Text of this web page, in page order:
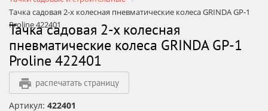
Тачка садовая 2-х колесная пневматические колеса GRINDA GP-1
Proline 422401
Тачка садовая 2-х колесная
пневматические колеса GRINDA GP-1
Proline 422401
распечатать страницу
Артикул: 422401